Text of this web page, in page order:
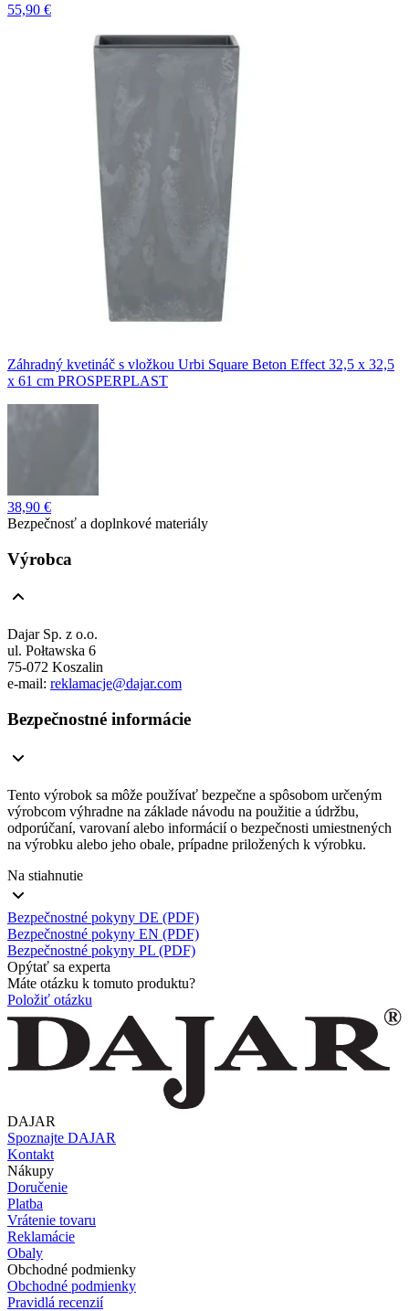
55,90 €
Záhradný kvetináč s vložkou Urbi Square Beton Effect 32,5 x 32,5
x 61 cm PROSPERPLAST
38,90 €
Bezpečnosť a doplnkové materiály
Výrobca
Dajar Sp. z o.o.
ul. Połtawska 6
75-072 Koszalin
e-mail: reklamacje@dajar.com
Bezpečnostné informácie
Tento výrobok sa môže používať bezpečne a spôsobom určeným
výrobcom výhradne na základe návodu na použitie a údržbu,
odporúčaní, varovaní alebo informácií o bezpečnosti umiestnených
na výrobku alebo jeho obale, prípadne priložených k výrobku.
Na stiahnutie
Bezpečnostné pokyny DE (PDF)
Bezpečnostné pokyny EN (PDF)
Bezpečnostné pokyny PL (PDF)
Opýtať sa experta
Máte otázku k tomuto produktu?
Položiť otázku
DAJAR
Spoznajte DAJAR
Kontakt
Nákupy
Doručenie
Platba
Vrátenie tovaru
Reklamácie
Obaly
Obchodné podmienky
Obchodné podmienky
Pravidlá recenzií